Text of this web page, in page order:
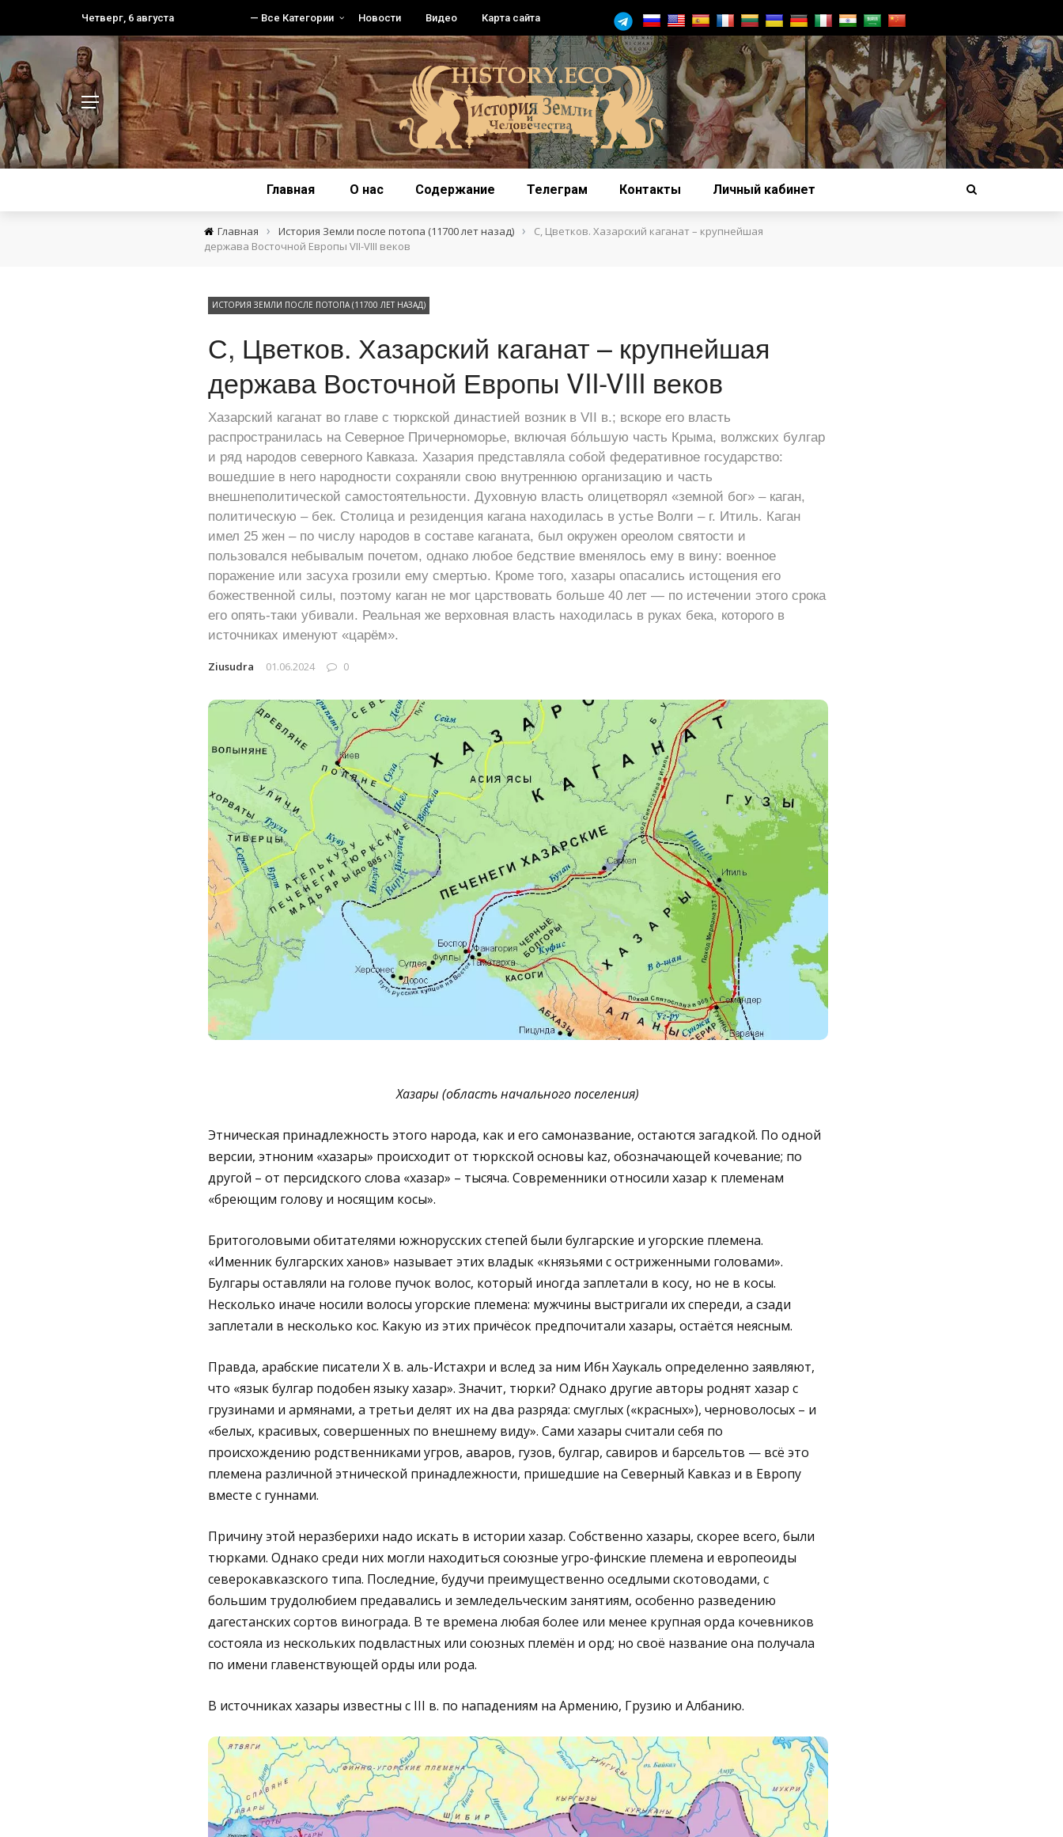
Четверг, 6 августа — Все Категории Новости Видео Карта сайта
Главная О нас Содержание Телеграм Контакты Личный кабинет
Главная › История Земли после потопа (11700 лет назад) ›
С, Цветков. Хазарский каганат – крупнейшая
держава Восточной Европы VII-VIII веков
ИСТОРИЯ ЗЕМЛИ ПОСЛЕ ПОТОПА (11700 ЛЕТ НАЗАД)
С, Цветков. Хазарский каганат – крупнейшая
держава Восточной Европы VII-VIII веков
Хазарский каганат во главе с тюркской династией возник в VII в.; вскоре его власть
распространилась на Северное Причерноморье, включая бóльшую часть Крыма, волжских булгар
и ряд народов северного Кавказа. Хазария представляла собой федеративное государство:
вошедшие в него народности сохраняли свою внутреннюю организацию и часть
внешнеполитической самостоятельности. Духовную власть олицетворял «земной бог» – каган,
политическую – бек. Столица и резиденция кагана находилась в устье Волги – г. Итиль. Каган
имел 25 жен – по числу народов в составе каганата, был окружен ореолом святости и
пользовался небывалым почетом, однако любое бедствие вменялось ему в вину: военное
поражение или засуха грозили ему смертью. Кроме того, хазары опасались истощения его
божественной силы, поэтому каган не мог царствовать больше 40 лет — по истечении этого срока
его опять-таки убивали. Реальная же верховная власть находилась в руках бека, которого в
источниках именуют «царём».
Ziusudra 01.06.2024 0
Хазары (область начального поселения)
Этническая принадлежность этого народа, как и его самоназвание, остаются загадкой. По одной
версии, этноним «хазары» происходит от тюркской основы kaz, обозначающей кочевание; по
другой – от персидского слова «хазар» – тысяча. Современники относили хазар к племенам
«бреющим голову и носящим косы».
Бритоголовыми обитателями южнорусских степей были булгарские и угорские племена.
«Именник булгарских ханов» называет этих владык «князьями с остриженными головами».
Булгары оставляли на голове пучок волос, который иногда заплетали в косу, но не в косы.
Несколько иначе носили волосы угорские племена: мужчины выстригали их спереди, а сзади
заплетали в несколько кос. Какую из этих причёсок предпочитали хазары, остаётся неясным.
Правда, арабские писатели Х в. аль-Истахри и вслед за ним Ибн Хаукаль определенно заявляют,
что «язык булгар подобен языку хазар». Значит, тюрки? Однако другие авторы роднят хазар с
грузинами и армянами, а третьи делят их на два разряда: смуглых («красных»), черноволосых – и
«белых, красивых, совершенных по внешнему виду». Сами хазары считали себя по
происхождению родственниками угров, аваров, гузов, булгар, савиров и барсельтов — всё это
племена различной этнической принадлежности, пришедшие на Северный Кавказ и в Европу
вместе с гуннами.
Причину этой неразберихи надо искать в истории хазар. Собственно хазары, скорее всего, были
тюрками. Однако среди них могли находиться союзные угро-финские племена и европеоиды
северокавказского типа. Последние, будучи преимущественно оседлыми скотоводами, с
большим трудолюбием предавались и земледельческим занятиям, особенно разведению
дагестанских сортов винограда. В те времена любая более или менее крупная орда кочевников
состояла из нескольких подвластных или союзных племён и орд; но своё название она получала
по имени главенствующей орды или рода.
В источниках хазары известны с III в. по нападениям на Армению, Грузию и Албанию.